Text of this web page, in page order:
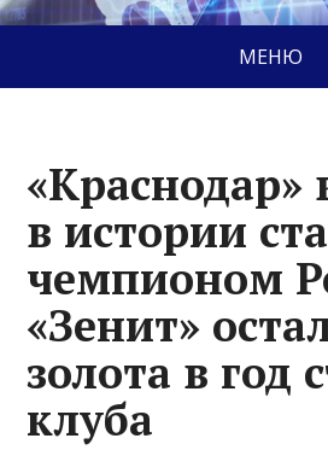
МЕНЮ
«Краснодар»
в истории
чемпионом
«Зенит»
золота в год
клуба